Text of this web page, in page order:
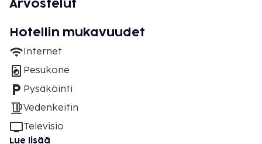
Arvostelut
Hotellin mukavuudet
Internet
Pesukone
Pysäköinti
Vedenkeitin
Televisio
Lue lisää